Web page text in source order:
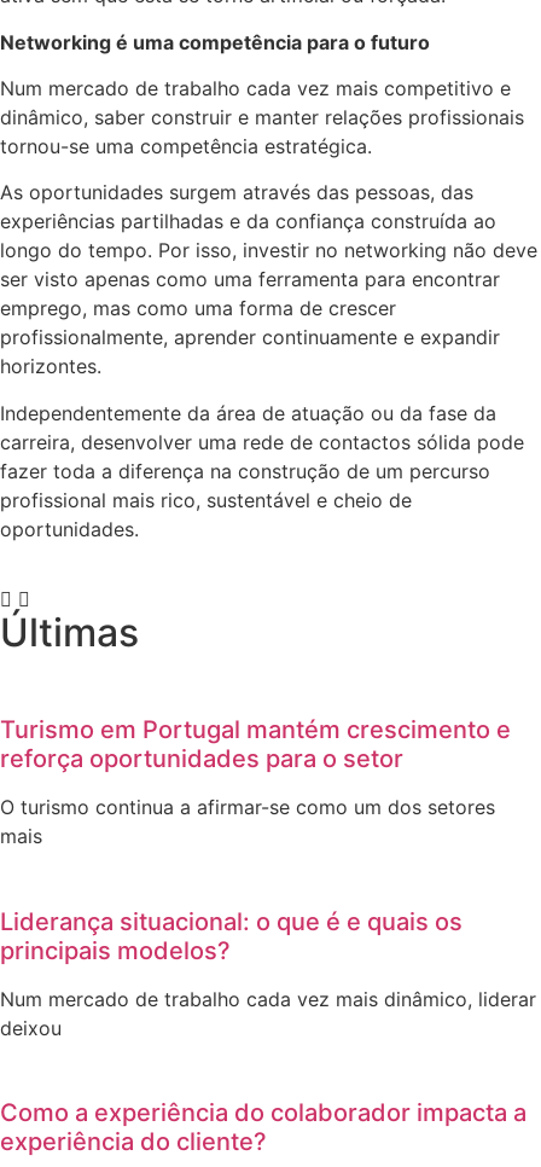
Networking é uma competência para o futuro
Num mercado de trabalho cada vez mais competitivo e
dinâmico, saber construir e manter relações profissionais
tornou-se uma competência estratégica.
As oportunidades surgem através das pessoas, das
experiências partilhadas e da confiança construída ao
longo do tempo. Por isso, investir no networking não deve
ser visto apenas como uma ferramenta para encontrar
emprego, mas como uma forma de crescer
profissionalmente, aprender continuamente e expandir
horizontes.
Independentemente da área de atuação ou da fase da
carreira, desenvolver uma rede de contactos sólida pode
fazer toda a diferença na construção de um percurso
profissional mais rico, sustentável e cheio de
oportunidades.
Últimas
Turismo em Portugal mantém crescimento e
reforça oportunidades para o setor
O turismo continua a afirmar-se como um dos setores
mais
Liderança situacional: o que é e quais os
principais modelos?
Num mercado de trabalho cada vez mais dinâmico, liderar
deixou
Como a experiência do colaborador impacta a
experiência do cliente?